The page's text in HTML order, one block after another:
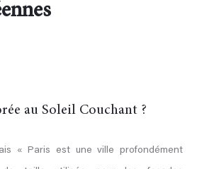
au Soleil Couchant ?
« Paris est une ville profondément